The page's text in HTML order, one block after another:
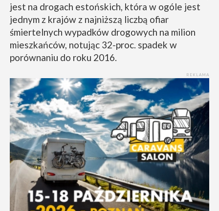
jest na drogach estońskich, która w ogóle jest
jednym z krajów z najniższą liczbą ofiar
śmiertelnych wypadków drogowych na milion
mieszkańców, notując 32-proc. spadek w
porównaniu do roku 2016.
REKLAMA